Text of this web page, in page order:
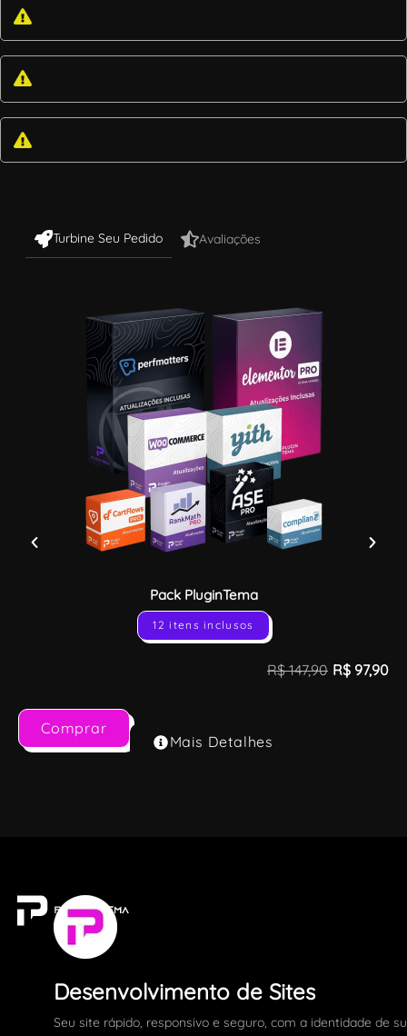
Turbine Seu Pedido Avaliações
Pack PluginTema
12 itens inclusos
R$147,90 R$ 97,90
Comprar
Mais Detalhes
Desenvolvimento de Sites
Seu site rápido, responsivo e seguro, com a identidade de